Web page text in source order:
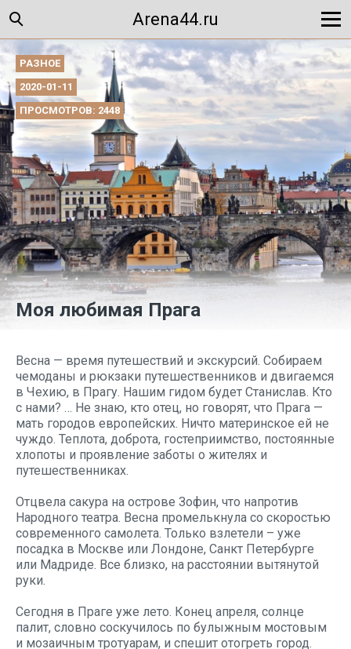
Arena44.ru
РАЗНОЕ
2020-01-11
ПРОСМОТРОВ: 2448
Моя любимая Прага
Весна — время путешествий и экскурсий. Собираем
чемоданы и рюкзаки путешественников и двигаемся
в Чехию, в Прагу. Нашим гидом будет Станислав. Кто
с нами? … Не знаю, кто отец, но говорят, что Прага —
мать городов европейских. Ничто материнское ей не
чуждо. Теплота, доброта, гостеприимство, постоянные
хлопоты и проявление заботы о жителях и
путешественниках.
Отцвела сакура на острове Зофин, что напротив
Народного театра. Весна промелькнула со скоростью
современного самолета. Только взлетели – уже
посадка в Москве или Лондоне, Санкт Петербурге
или Мадриде. Все близко, на расстоянии вытянутой
руки.
Сегодня в Праге уже лето. Конец апреля, солнце
палит, словно соскучилось по булыжным мостовым
и мозаичным тротуарам, и спешит отогреть город.